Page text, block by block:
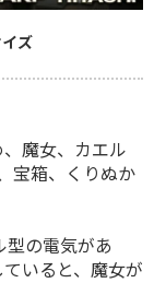
ズ
魔女、カエル
宝箱、くりぬか
型の電気があ
いると、魔女が